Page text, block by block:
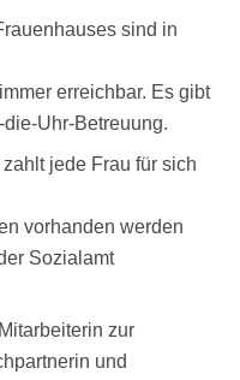
sind in
immer erreichbar. Es gibt
Uhr-Betreuung.
jede Frau für sich
vorhanden werden
Sozialamt
zur
und